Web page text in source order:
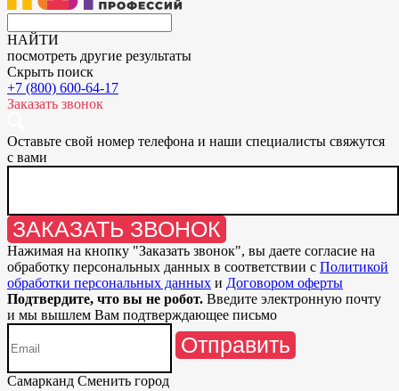
НАЙТИ
посмотреть другие результаты
Скрыть поиск
+7 (800) 600-64-17
Заказать звонок
Оставьте свой номер телефона и наши специалисты свяжутся
с вами
ЗАКАЗАТЬ ЗВОНОК
Нажимая на кнопку "Заказать звонок", вы даете согласие на
обработку персональных данных в соответствии с Политикой
обработки персональных данных и Договором оферты
Подтвердите, что вы не робот. Введите электронную почту
и мы вышлем Вам подтверждающее письмо
Отправить
Самарканд Сменить город